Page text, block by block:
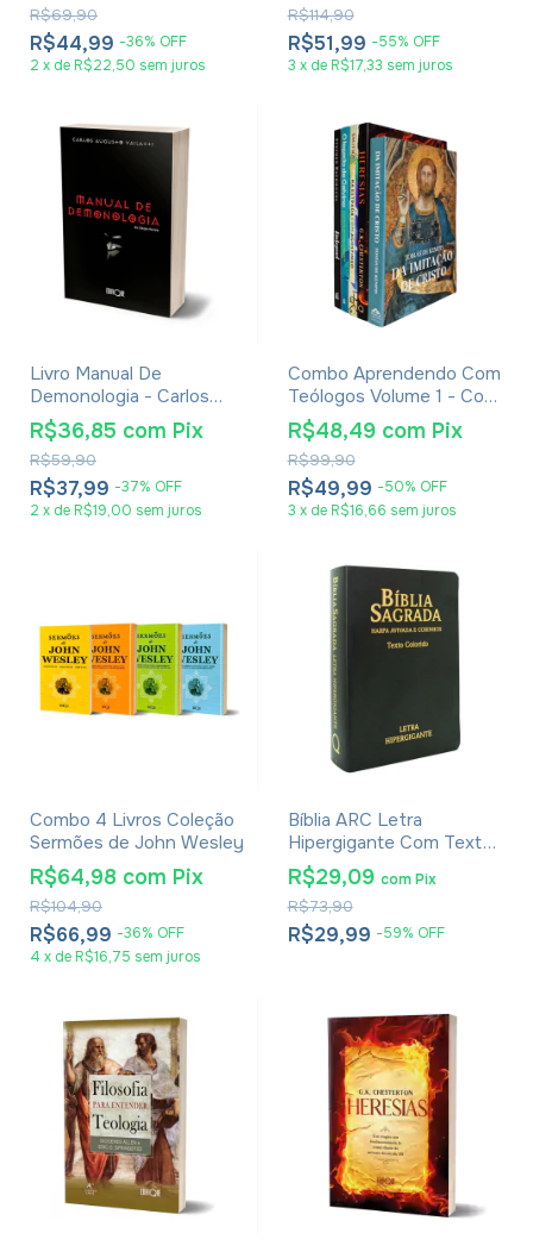
R$44,99 -36% OFF
R$69,90
2 x de R$22,50 sem juros
R$51,99 -55% OFF
R$114,90
3 x de R$17,33 sem juros
Livro Manual De
Demonologia - Carlos
Augusto Vailatti
R$37,99 -37% OFF
R$59,90
R$36,85 com Pix
2 x de R$19,00 sem juros
Combo Aprendendo Com
Teólogos Volume 1 - Com
5 Livros
R$49,99 -50% OFF
R$99,90
R$48,49 com Pix
3 x de R$16,66 sem juros
Combo 4 Livros Coleção
Sermões de John Wesley
R$66,99 -36% OFF
R$104,90
R$64,98 com Pix
4 x de R$16,75 sem juros
Bíblia ARC Letra
Hipergigante Com Textos
Coloridos, Harpa E
Corinhos - Capa Luxo
Preta
R$29,99 -59% OFF
R$73,90
R$29,09 com Pix